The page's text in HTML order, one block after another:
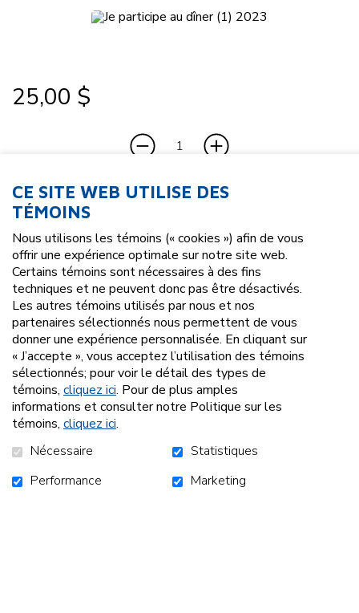
25,00 $
AJOUTER AU PANIER
ACCUEIL CAMPAGNES
NOUVELLES
S'ABONNER À L'INFOLETTRE
CE SITE WEB UTILISE DES
TÉMOINS
Nous utilisons les témoins (« cookies ») afin de vous
offrir une expérience optimale sur notre site web.
Certains témoins sont nécessaires à des fins
techniques et ne peuvent donc pas être désactivés.
Les autres témoins utilisés par nous et nos
partenaires sélectionnés nous permettent de vous
donner une expérience personnalisée. En cliquant sur
« J’accepte », vous acceptez l’utilisation des témoins
sélectionnés; pour voir le détail des types de
témoins, cliquez ici. Pour de plus amples
informations et consulter notre Politique sur les
témoins, cliquez ici.
Nécessaire
Statistiques
Performance
Marketing